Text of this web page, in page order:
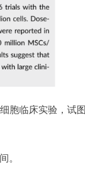
胞临床实验，试图
。